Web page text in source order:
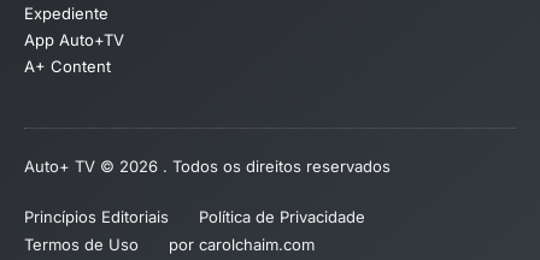
Expediente
App Auto+TV
A+ Content
Auto+ TV © 2026 . Todos os direitos reservados
Princípios Editoriais
Política de Privacidade
Termos de Uso
por carolchaim.com